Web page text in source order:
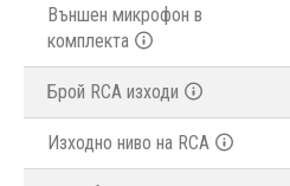
Външен микрофон в
комплекта
Брой RCA изходи
Изходно ниво на RCA